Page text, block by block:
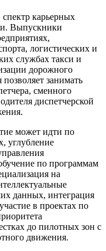
карьерных
Выпускники
логистических и
службах такси и
дорожного
занимать
сменного
диспетчерской
может идти по
углубление
по программам
на
данных, интеграция
в проектах по
до пилотных зон с
движения.